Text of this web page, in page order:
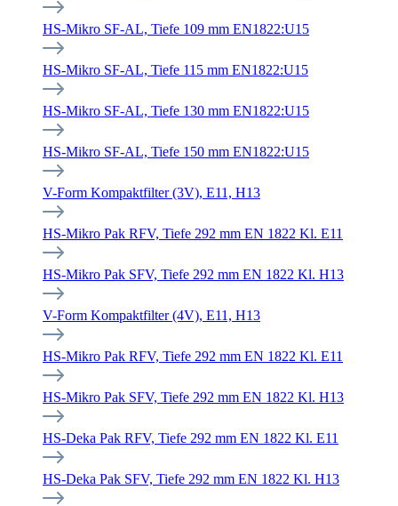
HS-Mikro SF-AL, Tiefe 109 mm EN1822:U15
HS-Mikro SF-AL, Tiefe 115 mm EN1822:U15
HS-Mikro SF-AL, Tiefe 130 mm EN1822:U15
HS-Mikro SF-AL, Tiefe 150 mm EN1822:U15
V-Form Kompaktfilter (3V), E11, H13
HS-Mikro Pak RFV, Tiefe 292 mm EN 1822 Kl. E11
HS-Mikro Pak SFV, Tiefe 292 mm EN 1822 Kl. H13
V-Form Kompaktfilter (4V), E11, H13
HS-Mikro Pak RFV, Tiefe 292 mm EN 1822 Kl. E11
HS-Mikro Pak SFV, Tiefe 292 mm EN 1822 Kl. H13
HS-Deka Pak RFV, Tiefe 292 mm EN 1822 Kl. E11
HS-Deka Pak SFV, Tiefe 292 mm EN 1822 Kl. H13